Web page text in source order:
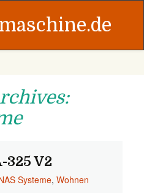
325 V2
Systeme, Wohnen